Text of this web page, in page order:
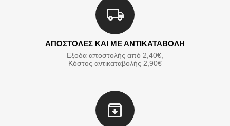
ΑΠΟΣΤΟΛΕΣ ΚΑΙ ΜΕ ΑΝΤΙΚΑΤΑΒΟΛΗ
Εξοδα αποστολής από 2,40€,
Κόστος αντικαταβολής 2,90€